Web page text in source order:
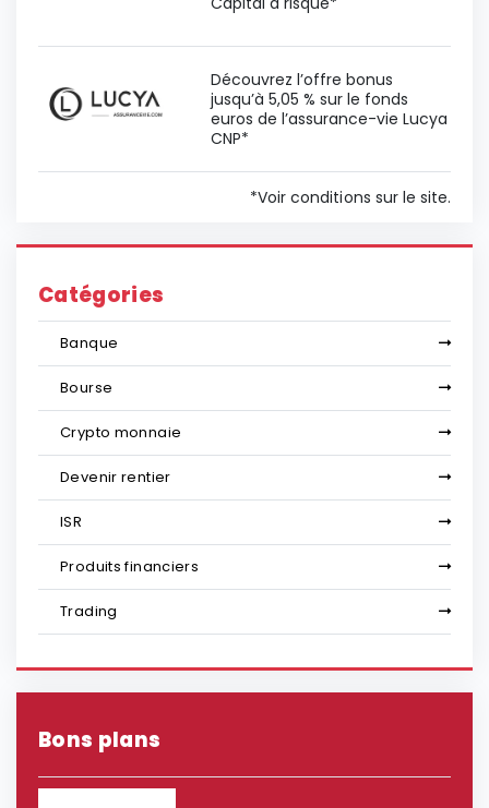
Découvrez l’offre bonus
jusqu’à 5,05 % sur le fonds
euros de l’assurance-vie Lucya
CNP*
*Voir conditions sur le site.
Catégories
Banque
Bourse
Crypto monnaie
Devenir rentier
ISR
Produits financiers
Trading
Bons plans